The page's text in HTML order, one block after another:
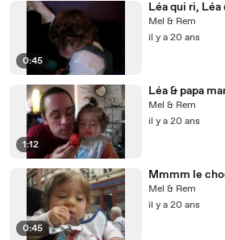
0:45
Léa qui ri, Léa
Mel & Rem
il y a 20 ans
1:12
Léa & papa
Mel & Rem
il y a 20 ans
0:45
Mmmm le
Mel & Rem
il y a 20 ans